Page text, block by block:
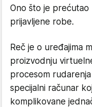
Ono što je prećutao
prijavljene robe.
Reč je o uređajima
proizvodnju
procesom
specijalni računar
komplikovane